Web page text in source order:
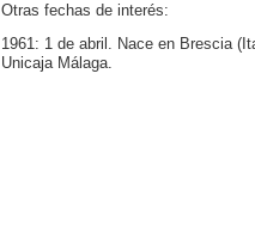
Otras fechas de interés:
1961: 1 de abril. Nace en Brescia
Unicaja Málaga.